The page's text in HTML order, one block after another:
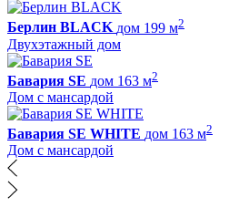
Берлин BLACK дом 199 м2
Двухэтажный дом
Бавария SE дом 163 м2
Дом с мансардой
Бавария SE WHITE дом 163 м2
Дом с мансардой